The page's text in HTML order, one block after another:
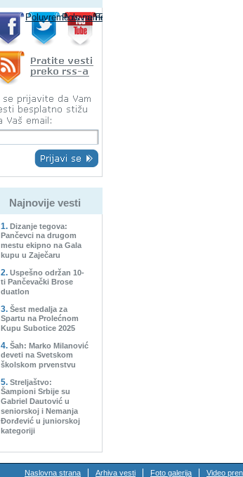
Poluvreme.rs na Facebooku-u
Poluvreme.rs na Twitter-u
Poluvreme.rs na YouTube-u
Najnovije vesti
Dizanje tegova:
Pančevci na drugom
mestu ekipno na Gala
kupu u Zaječaru
Uspešno održan 10-
ti Pančevački Brose
duatlon
Šest medalja za
Spartu na Prolećnom
Kupu Subotice 2025
Šah: Marko Milanović
deveti na Svetskom
školskom prvenstvu
Streljaštvo:
Šampioni Srbije su
Gabriel Dautović u
seniorskoj i Nemanja
Đorđević u juniorskoj
kategoriji
Naslovna strana Arhiva vesti Foto galerija Video